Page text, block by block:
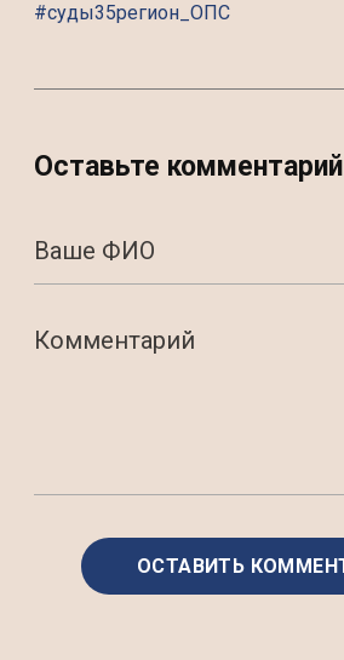
#суды35регион_ОПС
Оставьте комментарий